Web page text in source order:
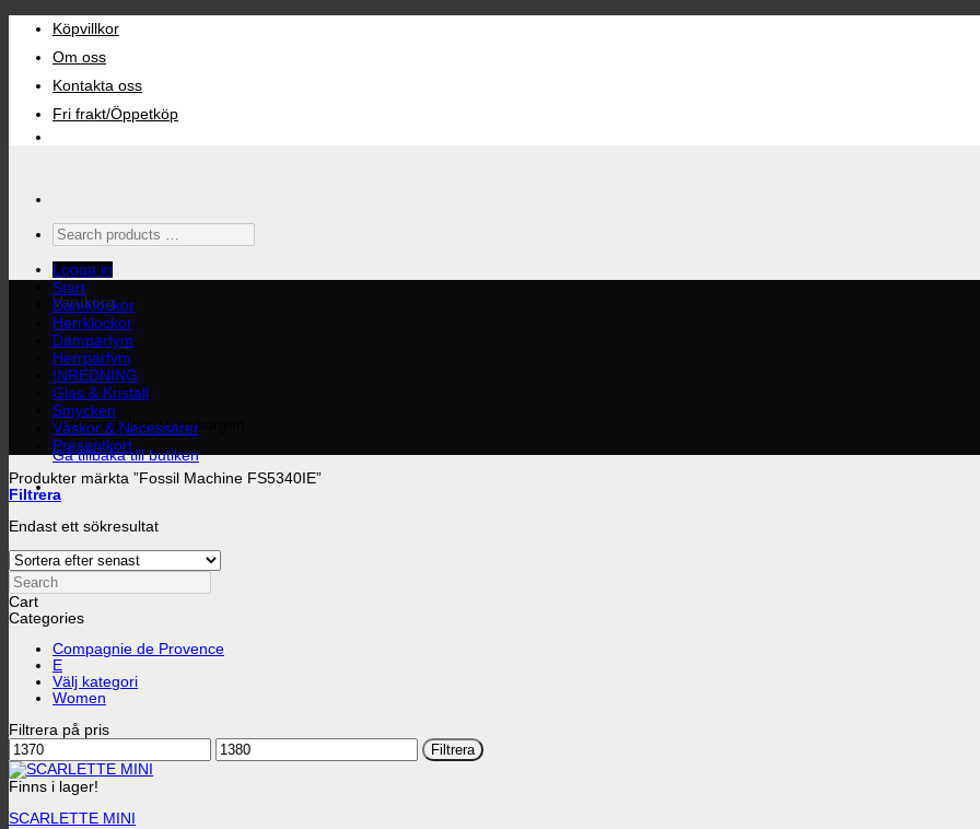
content
Köpvillkor
Om oss
Kontakta oss
Fri frakt/Öppetköp
Search
products
…Logga in
Varukorg
Inga produkter i varukorgen.
Gå tillbaka till butiken
Start
Damklockor
Herrklockor
Damparfym
Herrparfym
INREDNING
Glas & Kristall
Smycken
Väskor & Necessärer
Presentkort
Produkter märkta ”Fossil Machine FS5340IE”
Filtrera
Endast ett sökresultat
Search
Cart
Categories
Compagnie de Provence
E
Välj kategori
Women
Filtrera på pris
Min
pris
Max
pris
Filtrera
Finns i lager!
SCARLETTE MINI